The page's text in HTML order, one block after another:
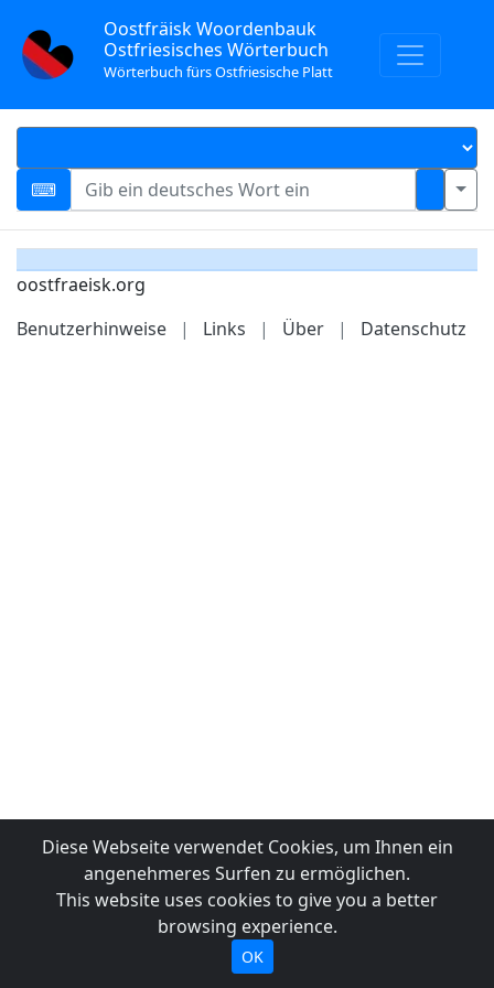
Oostfräisk Woordenbauk
Ostfriesisches Wörterbuch
Wörterbuch fürs Ostfriesische Platt
oostfraeisk.org
Benutzerhinweise
| Links | Über | Datenschutz
Diese Webseite verwendet Cookies, um Ihnen ein
angenehmeres Surfen zu ermöglichen.
This website uses cookies to give you a better
browsing experience.
OK